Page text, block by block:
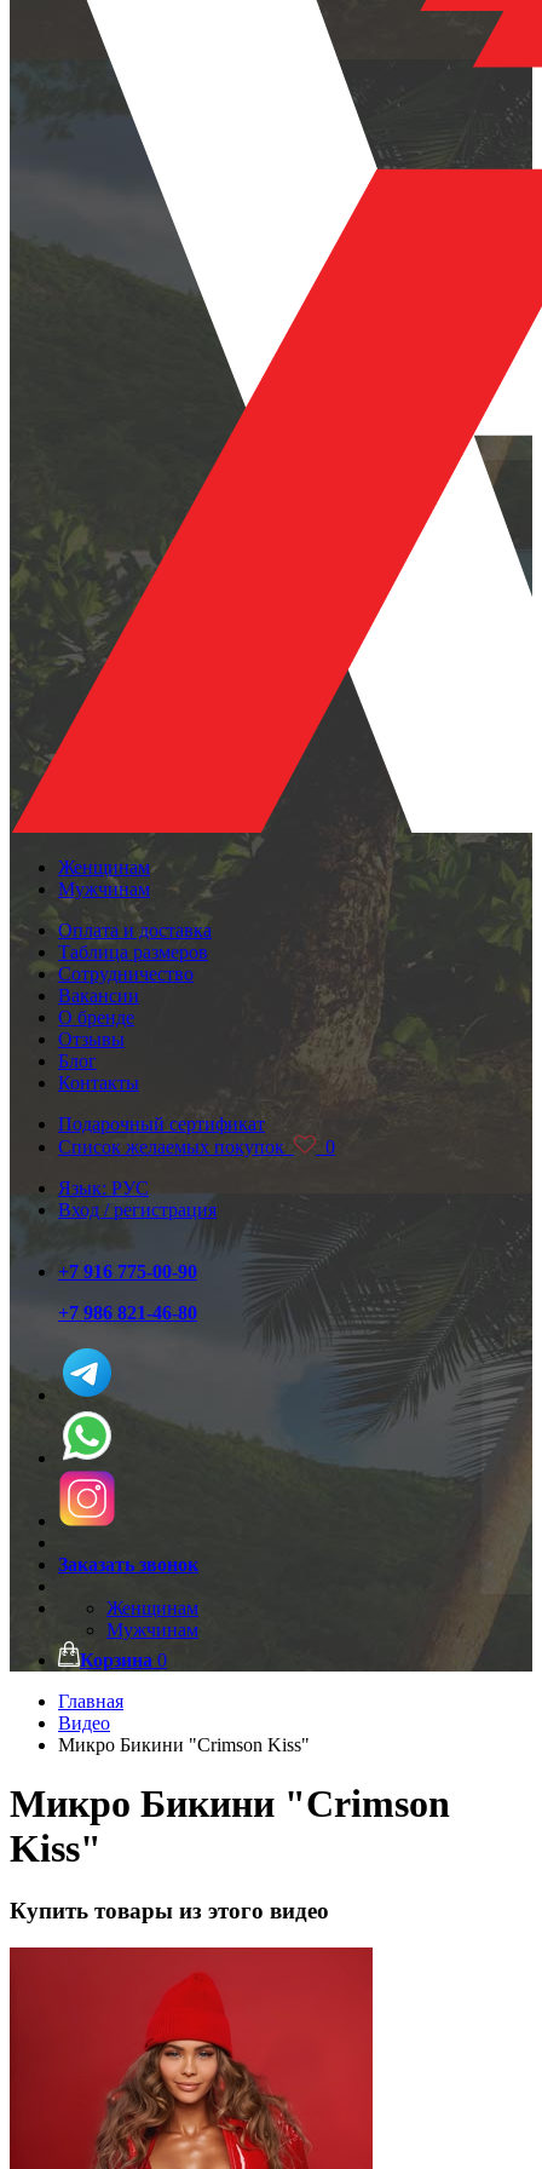
Женщинам
Мужчинам
Оплата и доставка
Таблица размеров
Сотрудничество
Вакансии
О бренде
Отзывы
Блог
Контакты
Подарочный сертификат
Список желаемых покупок
0
Язык: РУС
Вход / регистрация
+7 916 775-00-90
+7 986 821-46-80
Заказать звонок
Женщинам
Мужчинам
Корзина 0
Главная
Видео
Микро Бикини "Crimson Kiss"
Микро Бикини "Crimson
Kiss"
Купить товары из этого видео